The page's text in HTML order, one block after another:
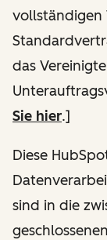
vollständigen
das
Sie hier.]
Diese
sind in die
geschlossenen